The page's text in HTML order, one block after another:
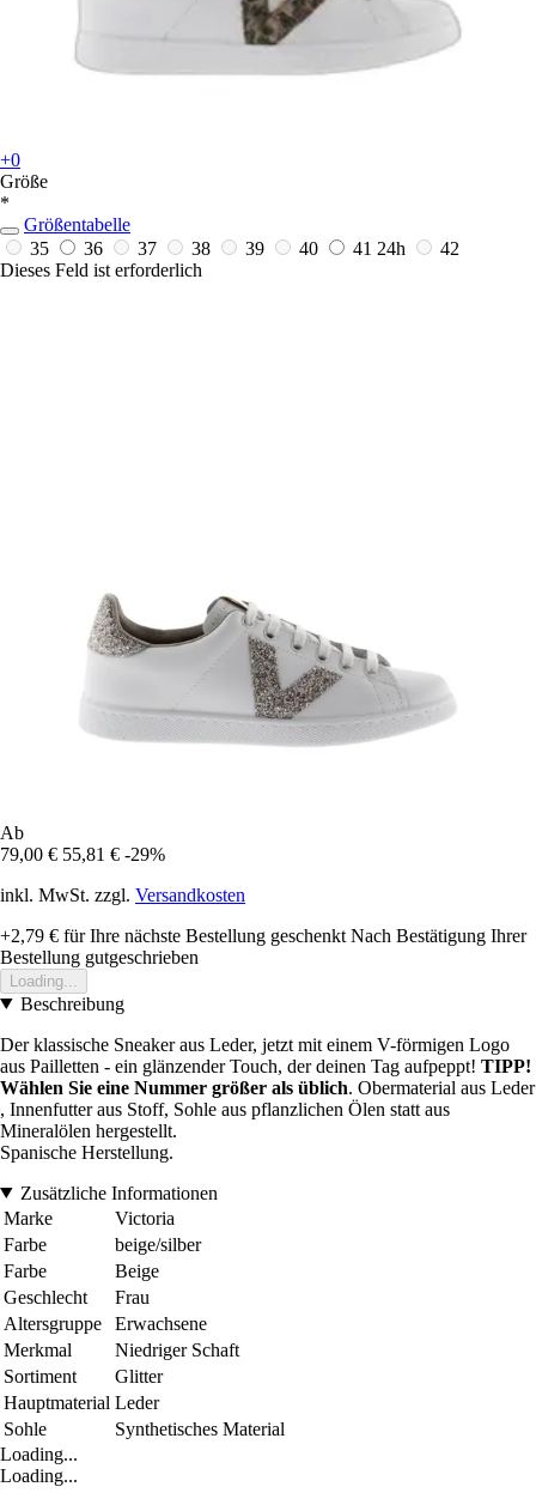
+0
Größe
*
Größentabelle
35
36 37 38 39 40 41 24h
42
Dieses Feld ist erforderlich
Ab
79,00 € 55,81 € -29%
inkl. MwSt. zzgl. Versandkosten
+2,79 € für Ihre nächste Bestellung geschenkt Nach Bestätigung Ihrer
Bestellung gutgeschrieben
Loading...
Beschreibung
Der klassische Sneaker aus Leder, jetzt mit einem V-förmigen Logo
aus Pailletten - ein glänzender Touch, der deinen Tag aufpeppt! TIPP!
Wählen Sie eine Nummer größer als üblich. Obermaterial aus Leder
, Innenfutter aus Stoff, Sohle aus pflanzlichen Ölen statt aus
Mineralölen hergestellt.
Spanische Herstellung.
Zusätzliche Informationen
Marke
Victoria
Farbe
beige/silber
Farbe
Beige
Geschlecht
Frau
Altersgruppe
Erwachsene
Merkmal
Niedriger Schaft
Sortiment
Glitter
Hauptmaterial Leder
Sohle
Synthetisches Material
Loading...
Loading...